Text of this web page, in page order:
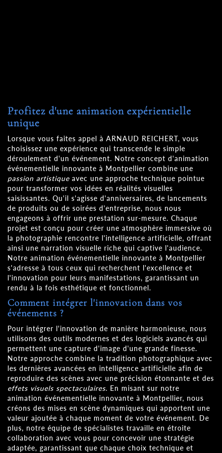
Profitez d'une animation expérientielle
unique
Lorsque vous faites appel à ARNAUD REICHERT, vous
choisissez une expérience qui transcende le simple
déroulement d'un événement. Notre concept d'animation
événementielle innovante à Montpellier combine une
passion artistique avec une approche technique pointue
pour transformer vos idées en réalités visuelles
saisissantes. Qu'il s'agisse d'anniversaires, de lancements
de produits ou de soirées d'entreprise, nous nous
engageons à offrir une prestation sur-mesure. Chaque
projet est conçu pour créer une atmosphère immersive où
la photographie rencontre l'intelligence artificielle, offrant
ainsi une narration visuelle riche qui captive l'audience.
Notre animation événementielle innovante à Montpellier
s'adresse à tous ceux qui recherchent l'excellence et
l'innovation pour leurs manifestations, garantissant un
rendu à la fois esthétique et fonctionnel.
Comment intégrer l'innovation dans vos
événements ?
Pour intégrer l'innovation de manière harmonieuse, nous
utilisons des outils modernes et des logiciels avancés qui
permettent une capture d'image d'une grande finesse.
Notre approche combine la tradition photographique avec
les dernières avancées en intelligence artificielle afin de
reproduire des scènes avec une précision étonnante et des
effets visuels spectaculaires. En misant sur notre
animation événementielle innovante à Montpellier, nous
créons des mises en scène dynamiques qui apportent une
valeur ajoutée à chaque moment de votre événement. De
plus, notre équipe de spécialistes travaille en étroite
collaboration avec vous pour concevoir une stratégie
adaptée, garantissant que chaque choix technique et